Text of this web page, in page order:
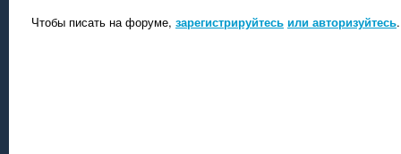
Чтобы писать на форуме, зарегистрируйтесь или авторизуйтесь.